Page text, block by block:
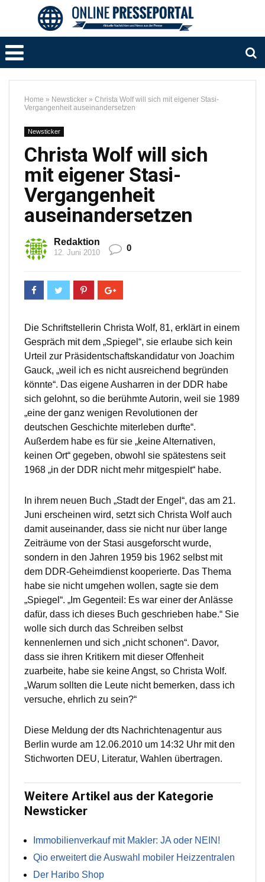
Home » Newsticker » Christa Wolf will sich mit eigener Stasi-
Vergangenheit auseinandersetzen
Newsticker
Christa Wolf will sich
mit eigener Stasi-
Vergangenheit
auseinandersetzen
Redaktion
12. Juni 2010 0
Die Schriftstellerin Christa Wolf, 81, erklärt in einem
Gespräch mit dem „Spiegel“, sie erlaube sich kein
Urteil zur Präsidentschaftskandidatur von Joachim
Gauck, „weil ich es nicht ausreichend begründen
könnte“. Das eigene Ausharren in der DDR habe
sich gelohnt, so die berühmte Autorin, weil sie 1989
„eine der ganz wenigen Revolutionen der
deutschen Geschichte miterleben durfte“.
Außerdem habe es für sie „keine Alternativen,
keinen Ort“ gegeben, obwohl sie spätestens seit
1968 „in der DDR nicht mehr mitgespielt“ habe.
In ihrem neuen Buch „Stadt der Engel“, das am 21.
Juni erscheinen wird, setzt sich Christa Wolf auch
damit auseinander, dass sie nicht nur über lange
Zeiträume von der Stasi ausgeforscht wurde,
sondern in den Jahren 1959 bis 1962 selbst mit
dem DDR-Geheimdienst kooperierte. Das Thema
habe sie nicht umgehen wollen, sagte sie dem
„Spiegel“. „Im Gegenteil: Es war einer der Anlässe
dafür, dass ich dieses Buch geschrieben habe.“ Sie
wolle sich durch das Schreiben selbst
kennenlernen und sich „nicht schonen“. Davor,
dass sie ihren Kritikern mit dieser Offenheit
zuarbeite, habe sie keine Angst, so Christa Wolf.
„Warum sollten die Leute nicht bemerken, dass ich
versuche, ehrlich zu sein?“
Diese Meldung der dts Nachrichtenagentur aus
Berlin wurde am 12.06.2010 um 14:32 Uhr mit den
Stichworten DEU, Literatur, Wahlen übertragen.
Weitere Artikel aus der Kategorie
Newsticker
Immobilienverkauf mit Makler: JA oder NEIN!
Qio erweitert die Auswahl mobiler Heizzentralen
Der Haribo Shop